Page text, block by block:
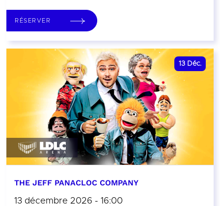
RÉSERVER
13 Déc.
THE JEFF PANACLOC COMPANY
13 décembre 2026 - 16:00